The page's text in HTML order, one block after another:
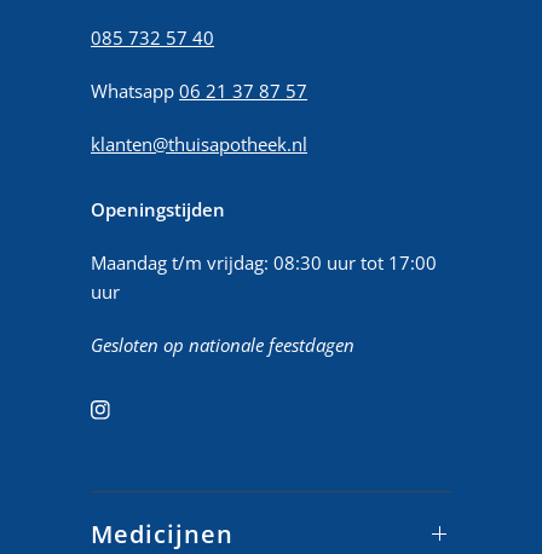
085 732 57 40
Whatsapp06 21 37 87 57
klanten@thuisapotheek.nl
Openingstijden
Maandag t/m vrijdag: 08:30 uur tot 17:00
uur
Gesloten op nationale feestdagen
Medicijnen